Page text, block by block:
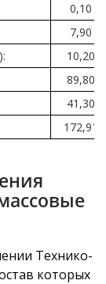
0,10
7,90
10,20
89,80
41,30
172,91
Технико-
которых